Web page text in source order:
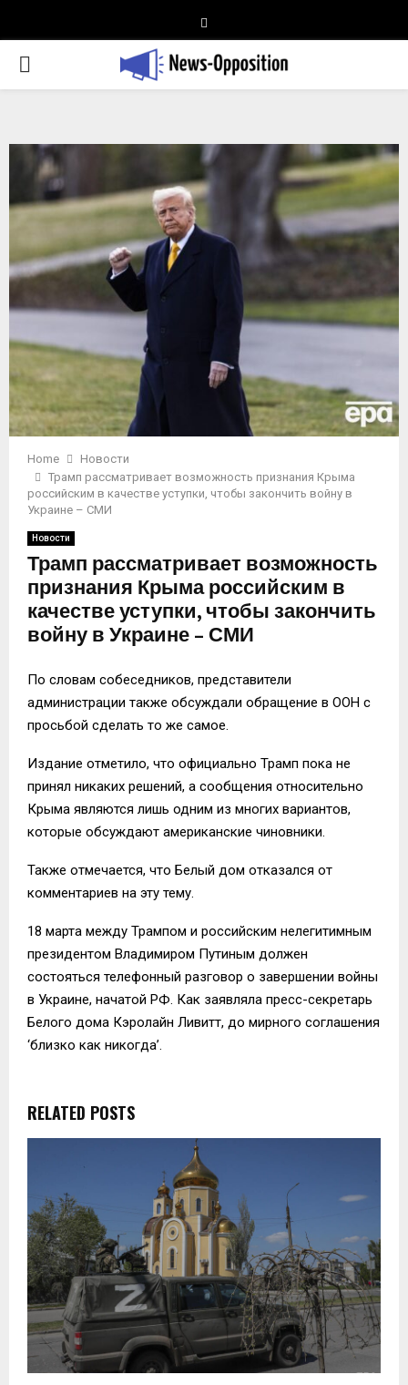
PRIMARY
Home
Новости
Трамп рассматривает возможность признания Крыма
российским в качестве уступки, чтобы закончить войну в
Украине – СМИ
Новости
Трамп рассматривает возможность
признания Крыма российским в
качестве уступки, чтобы закончить
войну в Украине – СМИ
По словам собеседников, представители
администрации также обсуждали обращение в ООН с
просьбой сделать то же самое.
Издание отметило, что официально Трамп пока не
принял никаких решений, а сообщения относительно
Крыма являются лишь одним из многих вариантов,
которые обсуждают американские чиновники.
Также отмечается, что Белый дом отказался от
комментариев на эту тему.
18 марта между Трампом и российским нелегитимным
президентом Владимиром Путиным должен
состояться телефонный разговор о завершении войны
в Украине, начатой РФ. Как заявляла пресс-секретарь
Белого дома Кэролайн Ливитт, до мирного соглашения
‘близко как никогда’.
RELATED POSTS